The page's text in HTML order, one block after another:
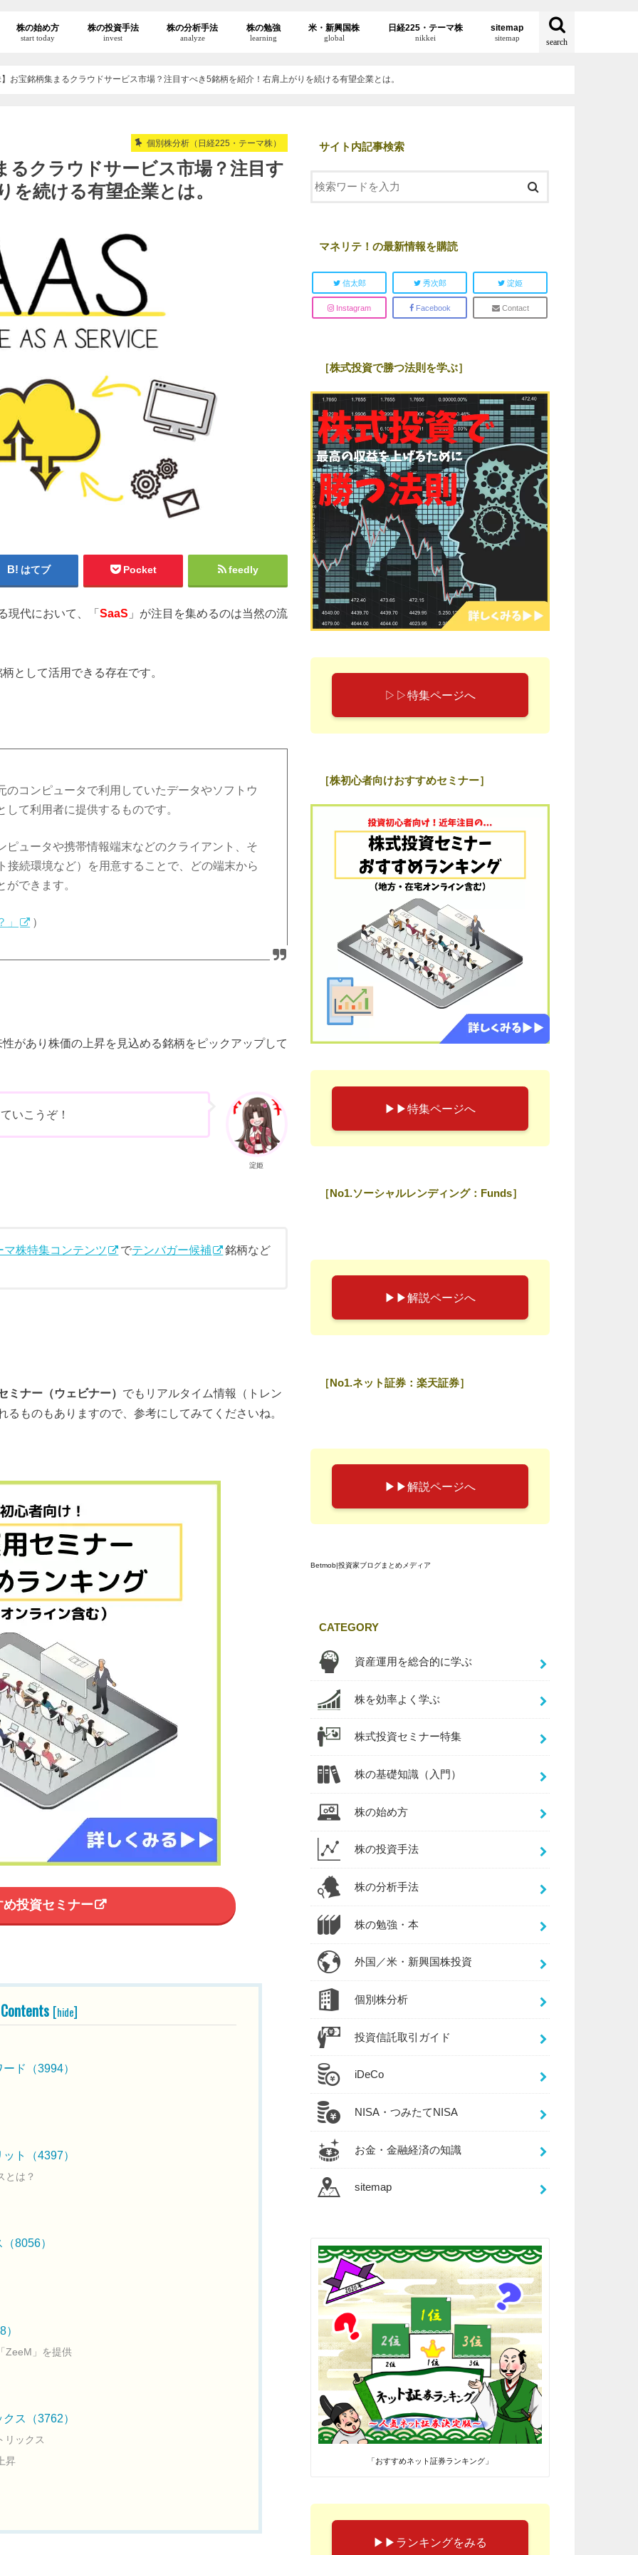
search
株の始め方
start today
株の投資手法
invest
株の分析手法
analyze
株の勉強
learning
米・新興国株
global
日経225・テーマ株
nikkei
sitemap
sitemap
お宝銘柄集まるクラウドサービス市場？注目すべき5銘柄を紹介！右肩上がりを続ける有望企業とは。
個別株分析（日経225・テーマ株）
るクラウドサービス市場？注目す
を続ける有望企業とは。
はてブ Pocket feedly
現代において、「SaaS 」が注目を集めるのは当然の流
として活用できる存在です。
コンピュータで利用していたデータやソフトウ
て利用者に提供するものです。
ュータや携帯情報端末などのクライアント、そ
接続環境など）を用意することで、どの端末から
できます。
）
があり株価の上昇を見込める銘柄をピックアップして
淀姫
いこうぞ！
マ株特集コンテンツ でテンバガー候補 銘柄など
ミナー（ウェビナー） でもリアルタイム情報（トレン
ものもありますので、参考にしてみてくださいね。
投資セミナー
Contents [hide]
ド（3994）
ト（4397）
とは？
8056）
ZeeM」を提供
ス（3762）
リックス
昇
サイト内記事検索
マネリテ！の最新情報を購読
信太郎 秀次郎 淀姫
Instagram Facebook Contact
［株式投資で勝つ法則を学ぶ］
▷▷特集ページへ
［株初心者向けおすすめセミナー］
▶︎▶︎特集ページへ
［No1.ソーシャルレンディング：Funds］
▶︎▶︎解説ページへ
［No1.ネット証券：楽天証券］
▶︎▶︎解説ページへ
Betmob|投資家ブログまとめメディア
CATEGORY
資産運用を総合的に学ぶ
株を効率よく学ぶ
株式投資セミナー特集
株の基礎知識（入門）
株の始め方
株の投資手法
株の分析手法
株の勉強・本
外国／米・新興国株投資
個別株分析
投資信託取引ガイド
iDeCo
NISA・つみたてNISA
お金・金融経済の知識
sitemap
「おすすめネット証券ランキング」
▶︎▶︎ランキングをみる